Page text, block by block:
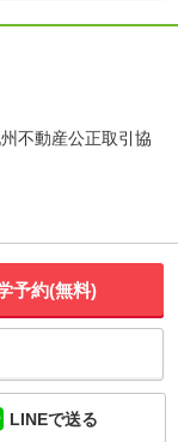
不動産公正取引協
予約(無料)
LINEで送る